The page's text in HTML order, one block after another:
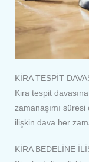
KİRA TESPİT
Kira tespit
zamanaşımı
ilişkin dava her
KİRA BEDELİNE